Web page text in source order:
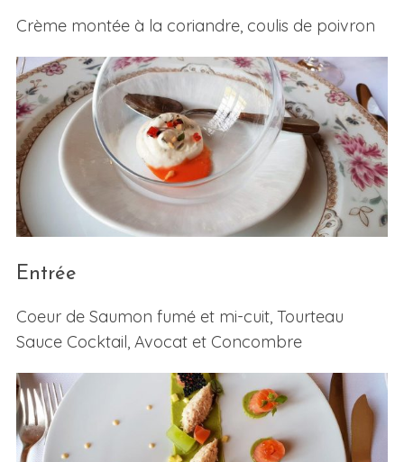
Crème montée à la coriandre, coulis de poivron
Entrée
Coeur de Saumon fumé et mi-cuit, Tourteau
Sauce Cocktail, Avocat et Concombre